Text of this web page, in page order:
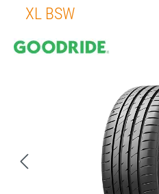
XL BSW
Bildergalerie überspringen